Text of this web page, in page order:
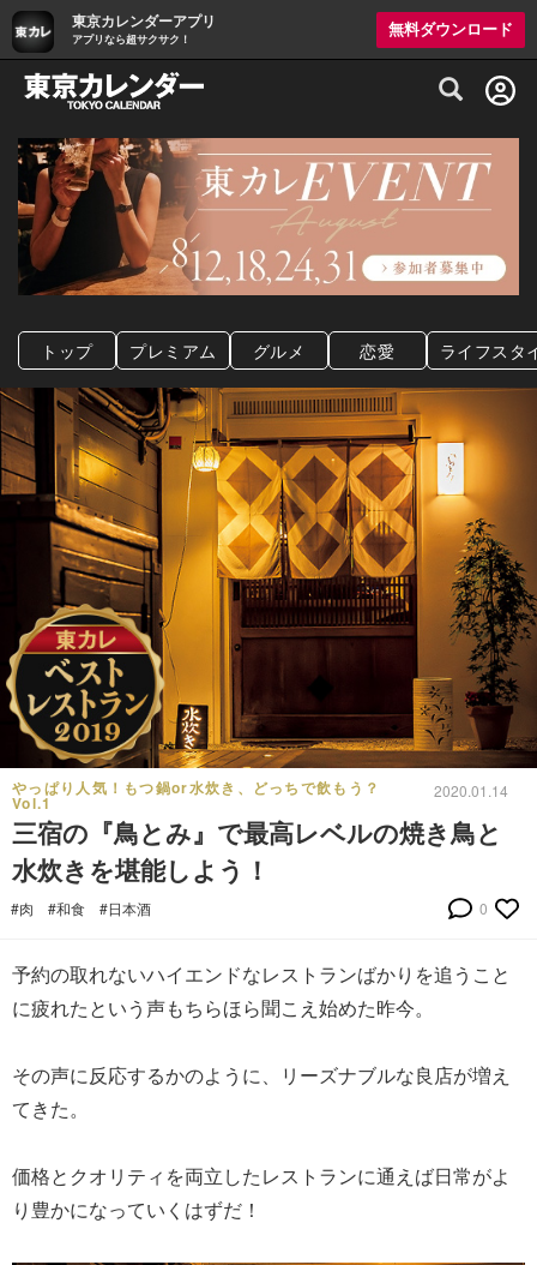
東京カレンダーアプリ
アプリなら超サクサク！
無料ダウンロード
グルメ情報・プレミアムレストラン予約
トップ プレミアム グルメ 恋愛 ライフスタ
やっぱり人気！もつ鍋or水炊き、どっちで飲もう？
Vol.1
2020.01.14
三宿の『鳥とみ』で最高レベルの焼き鳥と
水炊きを堪能しよう！
#肉 #和食 #日本酒 0
予約の取れないハイエンドなレストランばかりを追うこと
に疲れたという声もちらほら聞こえ始めた昨今。
その声に反応するかのように、リーズナブルな良店が増え
てきた。
価格とクオリティを両立したレストランに通えば日常がよ
り豊かになっていくはずだ！